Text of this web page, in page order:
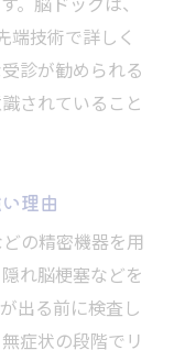
。脳ドックは、
端技術で詳しく
診が勧められる
されていること
理由
の精密機器を用
れ脳梗塞などを
出る前に検査し
症状の段階でリ